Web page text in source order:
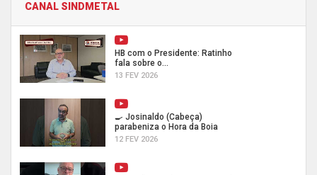
CANAL SINDMETAL
HB com o Presidente: Ratinho
fala sobre o...
13 FEV 2026
🍳 Josinaldo (Cabeça)
parabeniza o Hora da Boia
12 FEV 2026